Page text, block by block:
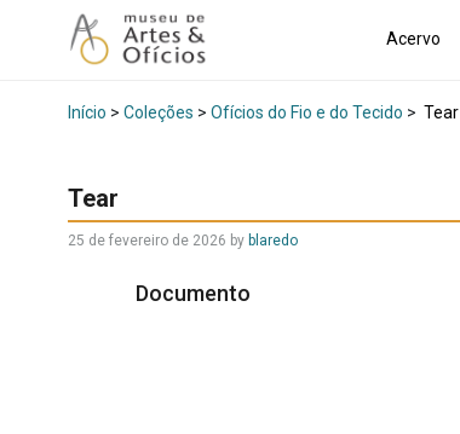
Acervo
Início > Coleções > Ofícios do Fio e do Tecido > Tear
Tear
25 de fevereiro de 2026 by blaredo
Documento